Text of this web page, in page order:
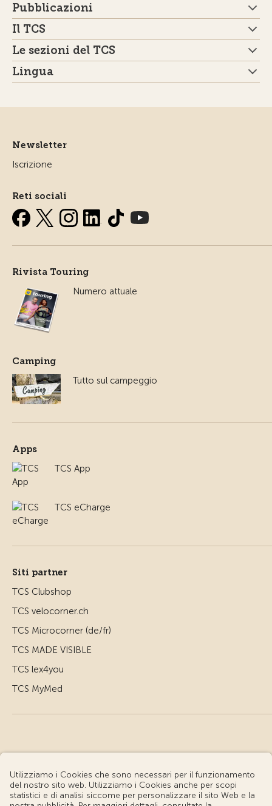
Pubblicazioni
Il TCS
Le sezioni del TCS
Lingua
Newsletter
Iscrizione
Reti sociali
Rivista Touring
Numero attuale
Camping
Tutto sul campeggio
Apps
TCS App
TCS eCharge
Siti partner
TCS Clubshop
TCS velocorner.ch
TCS Microcorner (de/fr)
TCS MADE VISIBLE
TCS lex4you
TCS MyMed